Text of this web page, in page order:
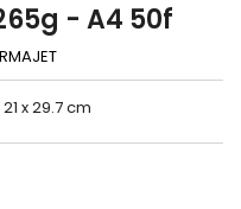
- A4 50f
x 29.7 cm